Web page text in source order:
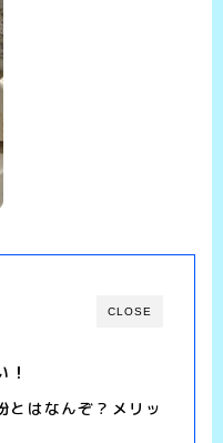
CLOSE
とはなんぞ？メリッ